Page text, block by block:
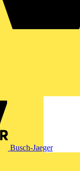
Busch-Jaeger